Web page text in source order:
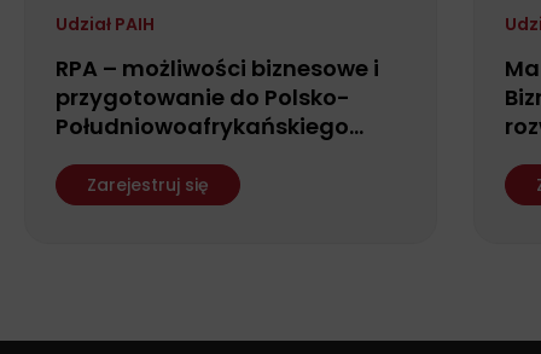
Udział PAIH
RPA – możliwości biznesowe i
przygotowanie do Polsko-
Południowoafrykańskiego
Zarejestruj się